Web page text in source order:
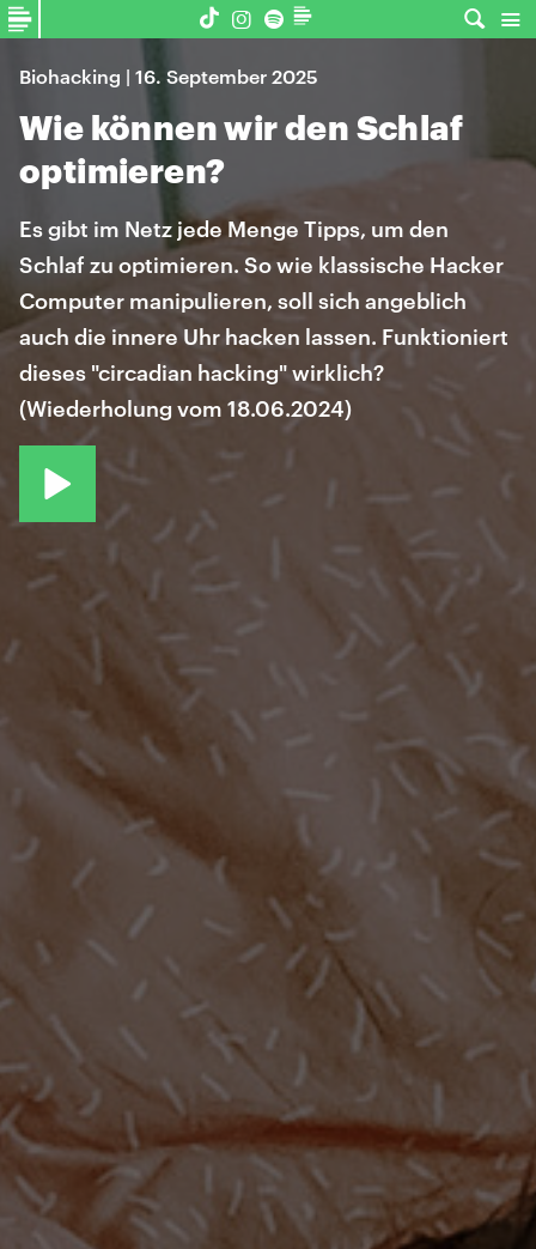
Biohacking | 16. September 2025
Wie können wir den Schlaf
optimieren?
Es gibt im Netz jede Menge Tipps, um den
Schlaf zu optimieren. So wie klassische Hacker
Computer manipulieren, soll sich angeblich
auch die innere Uhr hacken lassen. Funktioniert
dieses "circadian hacking" wirklich?
(Wiederholung vom 18.06.2024)